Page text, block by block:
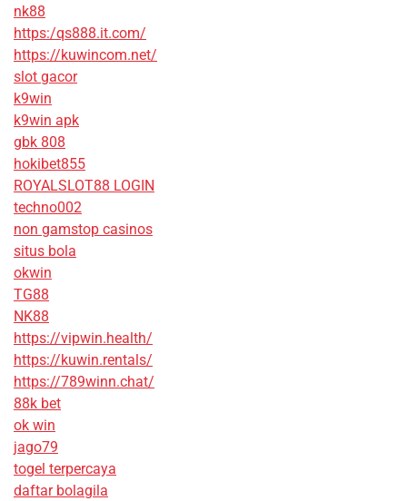
nk88
https:/qs888.it.com/
https://kuwincom.net/
slot gacor
k9win
k9win apk
gbk 808
hokibet855
ROYALSLOT88 LOGIN
techno002
non gamstop casinos
situs bola
okwin
TG88
NK88
https://vipwin.health/
https://kuwin.rentals/
https://789winn.chat/
88k bet
ok win
jago79
togel terpercaya
daftar bolagila